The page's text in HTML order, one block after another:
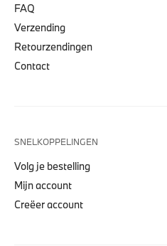
FAQ
Verzending
Retourzendingen
Contact
SNELKOPPELINGEN
Volg je bestelling
Mijn account
Creëer account